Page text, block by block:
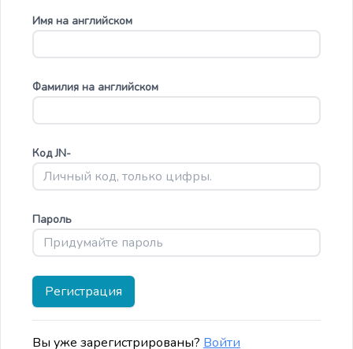
Имя на английском
Фамилия на английском
Код JN-
Пароль
Регистрация
Вы уже зарегистрированы? Войти